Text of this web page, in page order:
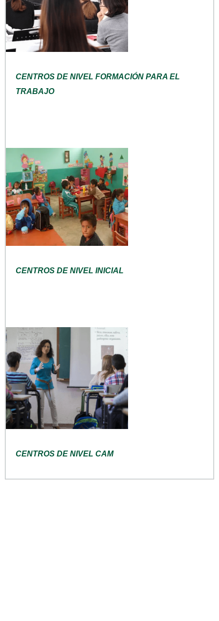
CENTROS DE NIVEL FORMACIÓN PARA EL
TRABAJO
CENTROS DE NIVEL INICIAL
CENTROS DE NIVEL CAM